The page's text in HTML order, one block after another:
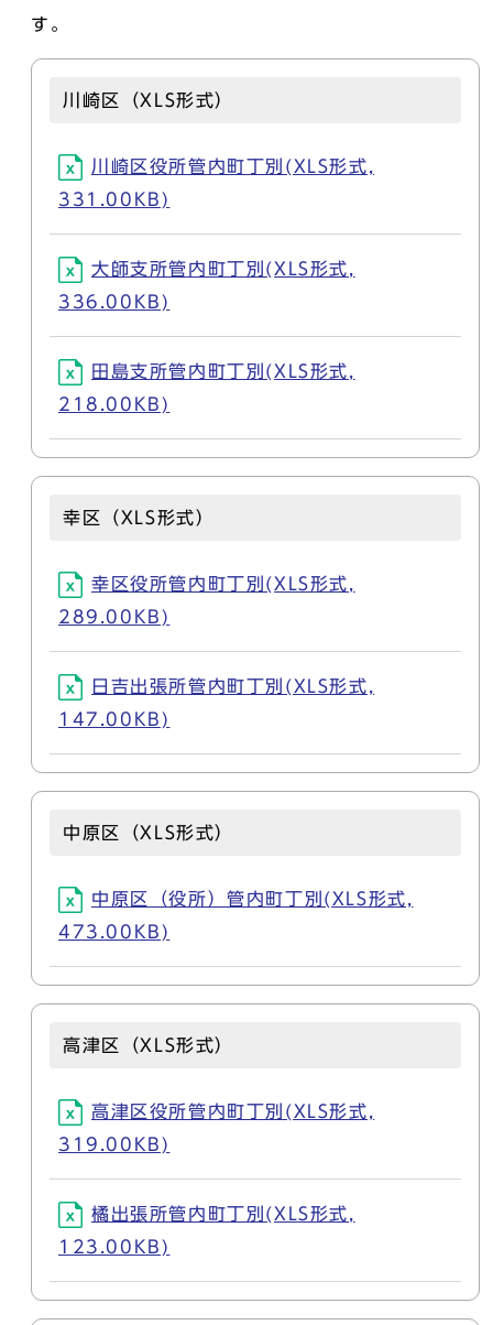
す。
川崎区（XLS形式）
川崎区役所管内町丁別(XLS形式,
331.00KB)
大師支所管内町丁別(XLS形式,
336.00KB)
田島支所管内町丁別(XLS形式,
218.00KB)
幸区（XLS形式）
幸区役所管内町丁別(XLS形式,
289.00KB)
日吉出張所管内町丁別(XLS形式,
147.00KB)
中原区（XLS形式）
中原区（役所）管内町丁別(XLS形式,
473.00KB)
高津区（XLS形式）
高津区役所管内町丁別(XLS形式,
319.00KB)
橘出張所管内町丁別(XLS形式,
123.00KB)